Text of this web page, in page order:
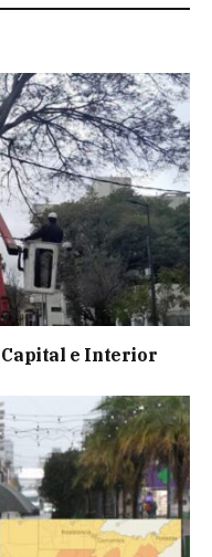
Capital e Interior